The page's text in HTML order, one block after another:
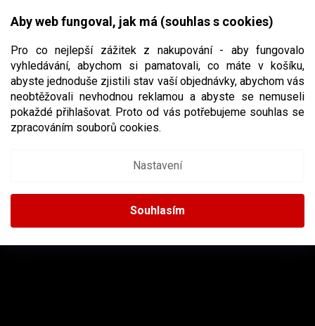
Aby web fungoval, jak má (souhlas s cookies)
Pro co nejlepší zážitek z nakupování - aby fungovalo
vyhledávání, abychom si pamatovali, co máte v košíku,
abyste jednoduše zjistili stav vaší objednávky, abychom vás
neobtěžovali nevhodnou reklamou a abyste se nemuseli
pokaždé přihlašovat. Proto od vás potřebujeme souhlas se
zpracováním souborů cookies.
Nastavení
Souhlasím
CZK
NÁKUPNÍ
BAIL
nebyly nalezeny...
AINSTAGRAM